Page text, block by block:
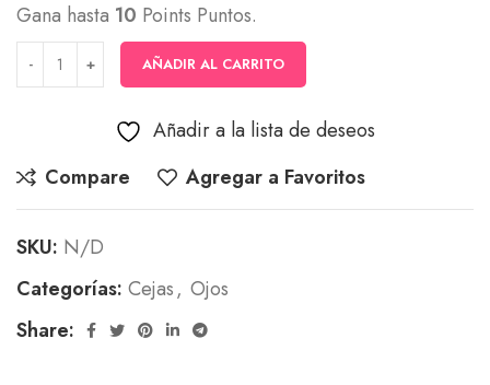
Gana hasta 10 Points Puntos.
AÑADIR AL CARRITO
Añadir a la lista de deseos
Compare
Agregar a Favoritos
SKU: N/D
Categorías: Cejas, Ojos
Share: